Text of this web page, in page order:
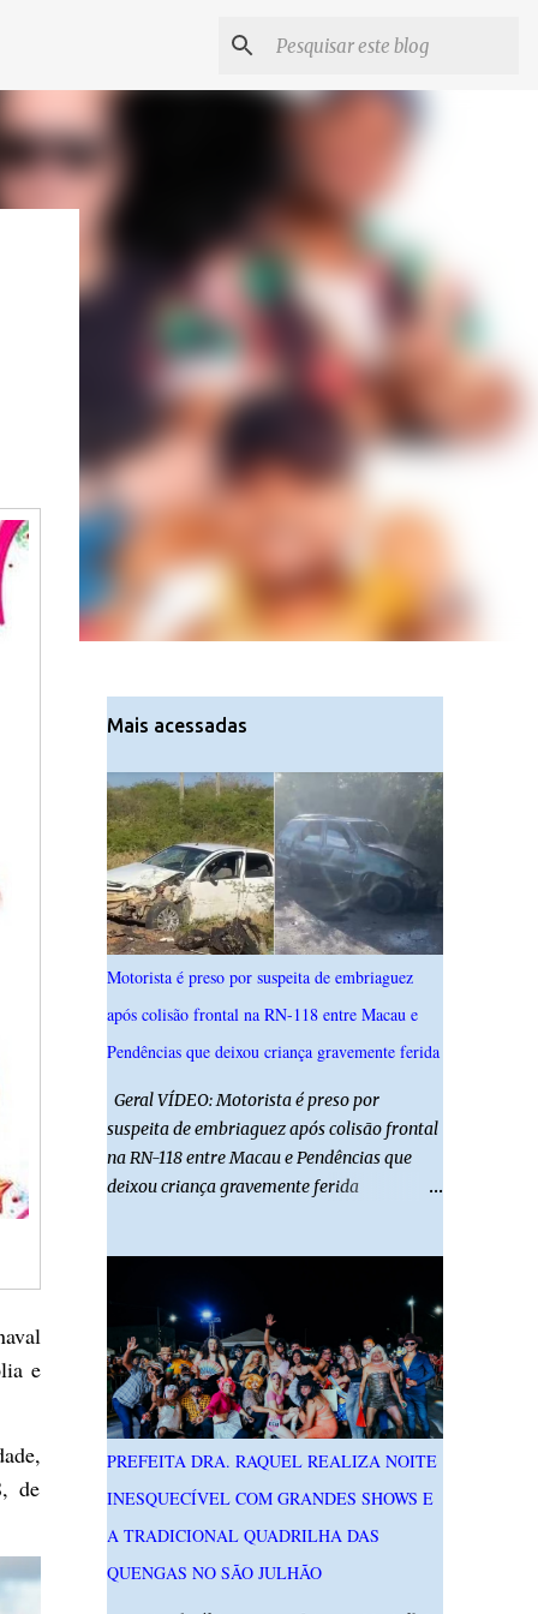
e
de
Mais acessadas
Motorista é preso por suspeita de embriaguez
após colisão frontal na RN-118 entre Macau e
Pendências que deixou criança gravemente ferida
Geral VÍDEO: Motorista é preso por
suspeita de embriaguez após colisão frontal
na RN-118 entre Macau e Pendências que
deixou criança gravemente ferida
embriagado após um acidente que deixou
uma criança de 11 anos gravemente ferida
na manhã deste sábado (1º), na RN-118,
entre Macau e Pendências. Segundo a Polícia
Militar, dois carros que seguiam em sentidos
opostos bateram de frente. Um dos
condutores apresentava sinais de
embriaguez, foi levado ao Hospital Regional
Tarcísio Maia, em Mossoró, e autuado em
flagrante. O exame pericial para confirmar a
presença de álcool no organismo está em
PREFEITA DRA. RAQUEL REALIZA NOITE
INESQUECÍVEL COM GRANDES SHOWS E
A TRADICIONAL QUADRILHA DAS
QUENGAS NO SÃO JULHÃO